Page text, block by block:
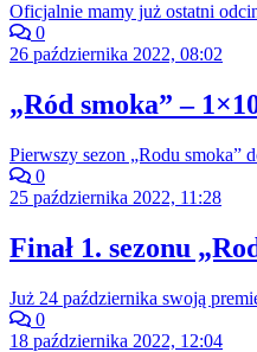
Oficjalnie mamy już ostatni
0
26 października 2022, 08:02
„Ród smoka” –
Pierwszy sezon „Rodu smoka”
0
25 października 2022, 11:28
Finał 1. sezonu
Już 24 października swoją
0
18 października 2022, 12:04